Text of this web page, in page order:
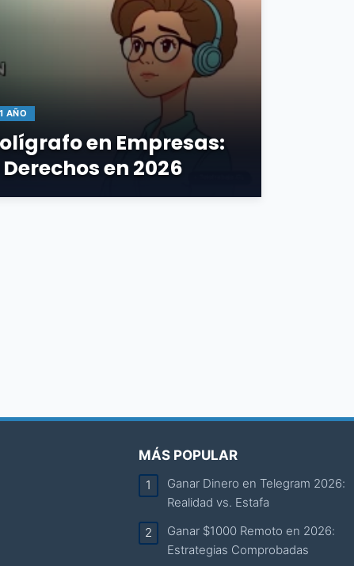
AÑO
en Empresas:
en 2026
MÁS POPULAR
Ganar Dinero en Telegram 2026:
Realidad vs. Estafa
Ganar $1000 Remoto en 2026:
Estrategias Comprobadas